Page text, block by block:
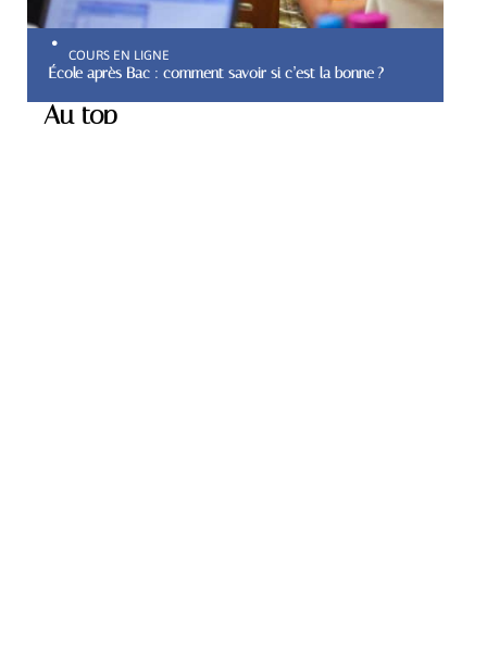
COURS EN LIGNE
École après Bac : comment savoir si c’est la bonne ?
Au top